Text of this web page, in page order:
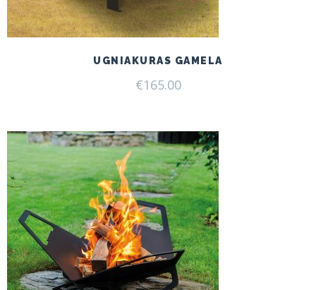
UGNIAKURAS GAMELA
€165.00